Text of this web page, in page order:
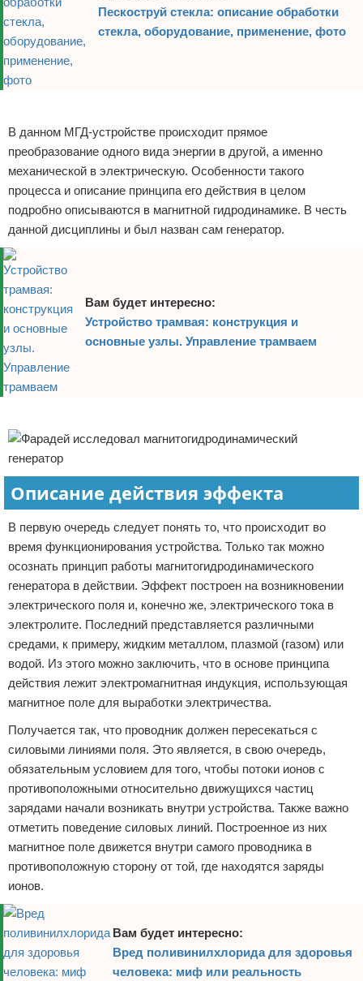
Пескоструй стекла: описание обработки
стекла, оборудование, применение, фото
В данном МГД-устройстве происходит прямое
преобразование одного вида энергии в другой, а именно
механической в электрическую. Особенности такого
процесса и описание принципа его действия в целом
подробно описываются в магнитной гидродинамике. В честь
данной дисциплины и был назван сам генератор.
Вам будет интересно:
Устройство трамвая: конструкция и
основные узлы. Управление трамваем
Описание действия эффекта
В первую очередь следует понять то, что происходит во
время функционирования устройства. Только так можно
осознать принцип работы магнитогидродинамического
генератора в действии. Эффект построен на возникновении
электрического поля и, конечно же, электрического тока в
электролите. Последний представляется различными
средами, к примеру, жидким металлом, плазмой (газом) или
водой. Из этого можно заключить, что в основе принципа
действия лежит электромагнитная индукция, использующая
магнитное поле для выработки электричества.
Получается так, что проводник должен пересекаться с
силовыми линиями поля. Это является, в свою очередь,
обязательным условием для того, чтобы потоки ионов с
противоположными относительно движущихся частиц
зарядами начали возникать внутри устройства. Также важно
отметить поведение силовых линий. Построенное из них
магнитное поле движется внутри самого проводника в
противоположную сторону от той, где находятся заряды
ионов.
Вам будет интересно:
Вред поливинилхлорида для здоровья
человека: миф или реальность